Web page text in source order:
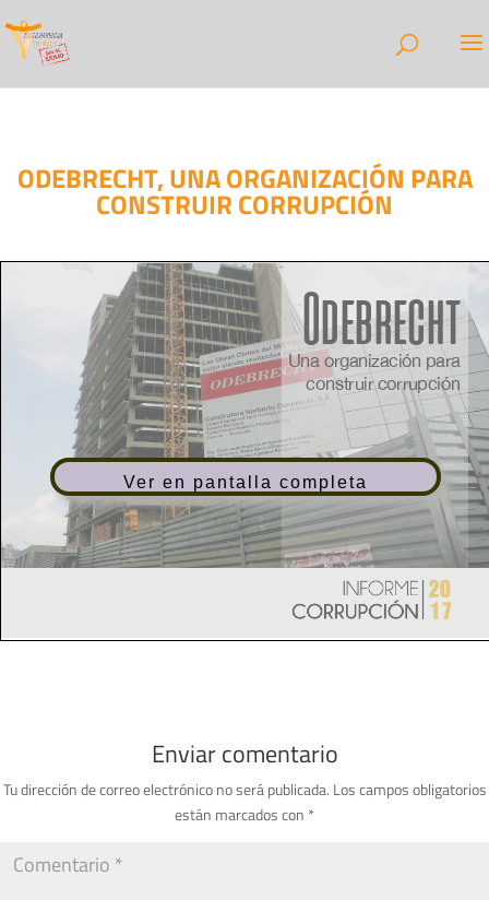
ODEBRECHT, UNA ORGANIZACIÓN PARA
CONSTRUIR CORRUPCIÓN
Ver en pantalla completa
Enviar comentario
Tu dirección de correo electrónico no será publicada. Los campos obligatorios
están marcados con *